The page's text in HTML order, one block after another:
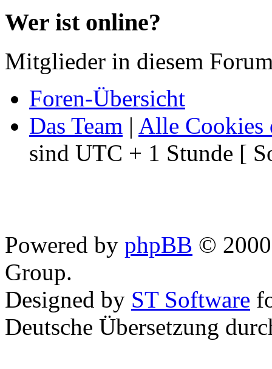
Wer ist online?
Mitglieder in diesem
Foren-Übersicht
Das Team | Alle Cookies
sind UTC + 1 Stunde [
Powered by phpBB ©
Group.
Designed by ST Software
Deutsche Übersetzung